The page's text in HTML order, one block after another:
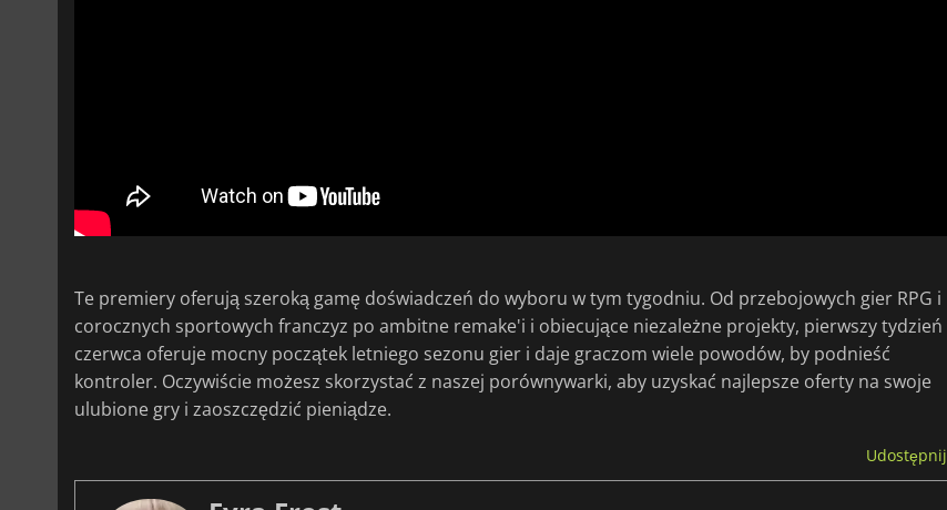
Te premiery oferują szeroką gamę doświadczeń do wyboru w tym tygodniu. Od przebojowych gier RPG i
corocznych sportowych franczyz po ambitne remake'i i obiecujące niezależne projekty, pierwszy tydzień
czerwca oferuje mocny początek letniego sezonu gier i daje graczom wiele powodów, by podnieść
kontroler. Oczywiście możesz skorzystać z naszej porównywarki, aby uzyskać najlepsze oferty na swoje
ulubione gry i zaoszczędzić pieniądze.
Udostępnij